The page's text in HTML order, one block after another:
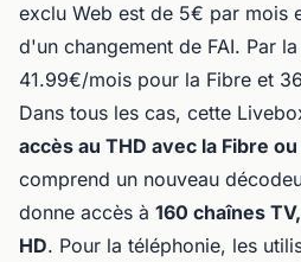
exclu Web est de 5€ par mois
d'un changement de FAI. Par
41.99€/mois pour la Fibre et
Dans tous les cas, cette
accès au THD avec la Fibre
comprend un nouveau
donne accès à 160 chaînes
HD. Pour la téléphonie, les